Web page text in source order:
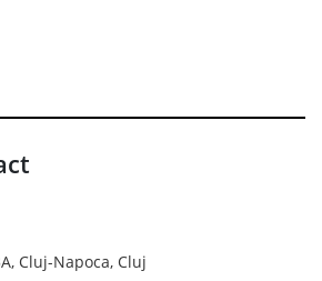
Cluj-Napoca, Cluj